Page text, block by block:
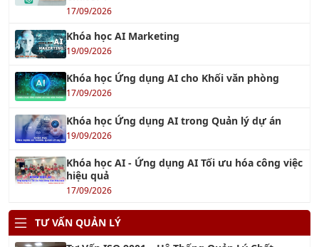
17/09/2026
Khóa học AI Marketing
19/09/2026
Khóa học Ứng dụng AI cho Khối văn phòng
17/09/2026
Khóa học Ứng dụng AI trong Quản lý dự án
19/09/2026
Khóa học AI - Ứng dụng AI Tối ưu hóa công việc
hiệu quả
17/09/2026
TƯ VẤN QUẢN LÝ